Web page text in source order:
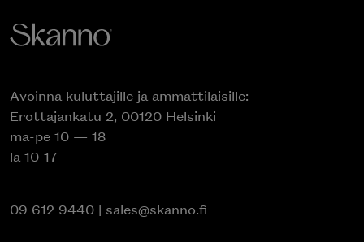
Avoinna kuluttajille ja ammattilaisille:
Erottajankatu 2, 00120 Helsinki
ma-pe 10 — 18
la 10-17
09 612 9440 | sales@skanno.fi